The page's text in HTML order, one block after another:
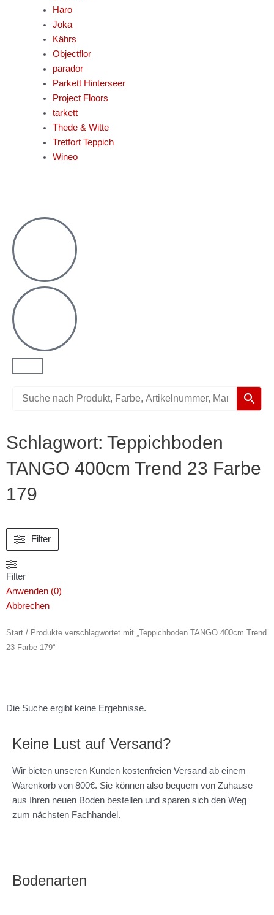
Haro
Joka
Kährs
Objectflor
parador
Parkett Hinterseer
Project Floors
tarkett
Thede & Witte
Tretfort Teppich
Wineo
Schlagwort: Teppichboden
TANGO 400cm Trend 23 Farbe
179
Filter
Filter
Anwenden (0)
Abbrechen
Start / Produkte verschlagwortet mit „Teppichboden TANGO 400cm Trend
23 Farbe 179“
Die Suche ergibt keine Ergebnisse.
Keine Lust auf Versand?
Wir bieten unseren Kunden kostenfreien Versand ab einem
Warenkorb von 800€. Sie können also bequem von Zuhause
aus Ihren neuen Boden bestellen und sparen sich den Weg
zum nächsten Fachhandel.
Bodenarten